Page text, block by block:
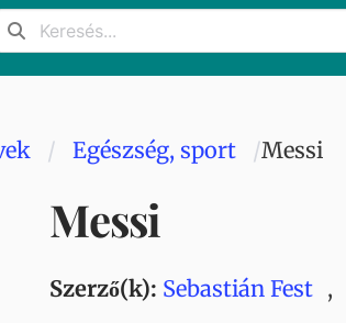
Egészség, sport Messi
Messi
Szerző(k): Sebastián Fest ,